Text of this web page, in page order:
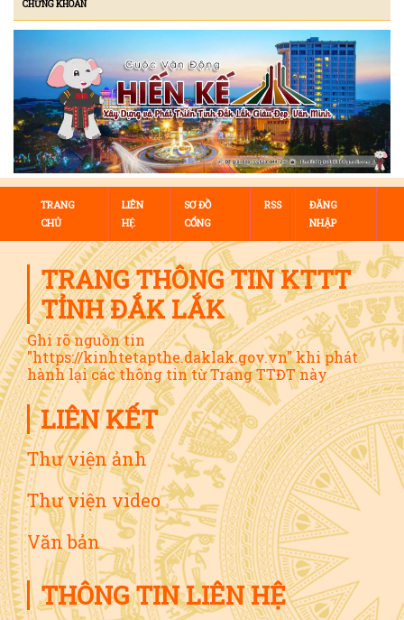
CHỨNG KHOÁN
TRANG
CHỦ
LIÊN
HỆ
SƠ ĐỒ
CỔNG
RSS
ĐĂNG
NHẬP
TRANG THÔNG TIN KTTT
TỈNH ĐẮK LẮK
Ghi rõ nguồn tin
"https://kinhtetapthe.daklak.gov.vn" khi phát
hành lại các thông tin từ Trang TTĐT này
LIÊN KẾT
Thư viện ảnh
Thư viện video
Văn bản
THÔNG TIN LIÊN HỆ